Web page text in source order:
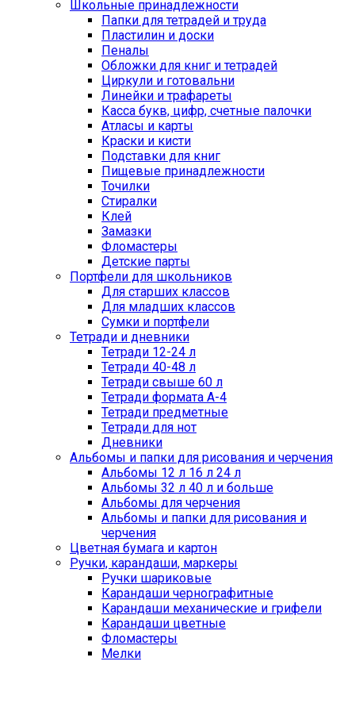
Школьные принадлежности
Папки для тетрадей и труда
Пластилин и доски
Пеналы
Обложки для книг и тетрадей
Циркули и готовальни
Линейки и трафареты
Касса букв, цифр, счетные палочки
Атласы и карты
Краски и кисти
Подставки для книг
Пищевые принадлежности
Точилки
Стиралки
Клей
Замазки
Фломастеры
Детские парты
Портфели для школьников
Для старших классов
Для младших классов
Сумки и портфели
Тетради и дневники
Тетради 12-24 л
Тетради 40-48 л
Тетради свыше 60 л
Тетради формата А-4
Тетради предметные
Тетради для нот
Дневники
Альбомы и папки для рисования и черчения
Альбомы 12 л 16 л 24 л
Альбомы 32 л 40 л и больше
Альбомы для черчения
Альбомы и папки для рисования и
черчения
Цветная бумага и картон
Ручки, карандаши, маркеры
Ручки шариковые
Карандаши чернографитные
Карандаши механические и грифели
Карандаши цветные
Фломастеры
Мелки